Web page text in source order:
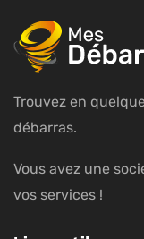
Trouvez en
débarras.
Vous avez une
vos services !